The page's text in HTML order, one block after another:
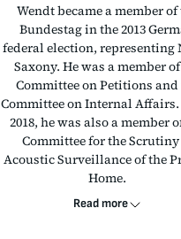
Wendt became a member of
Bundestag in the 2013
federal election, representing
Saxony. He was a member
Committee on Petitions and
Committee on Internal
2018, he was also a member
Committee for the
Acoustic Surveillance of the
Home.
Read more